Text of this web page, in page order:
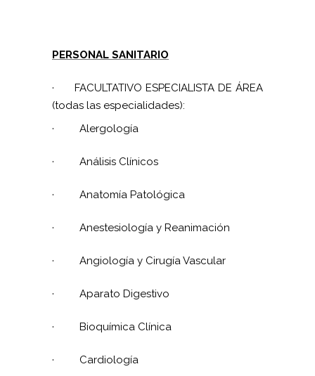
PERSONAL SANITARIO
·
FACULTATIVO ESPECIALISTA DE ÁREA
(todas las especialidades):
·
Alergología
· Análisis Clínicos
· Anatomía Patológica
· Anestesiología y Reanimación
· Angiología y Cirugía Vascular
· Aparato Digestivo
· Bioquímica Clínica
· Cardiología